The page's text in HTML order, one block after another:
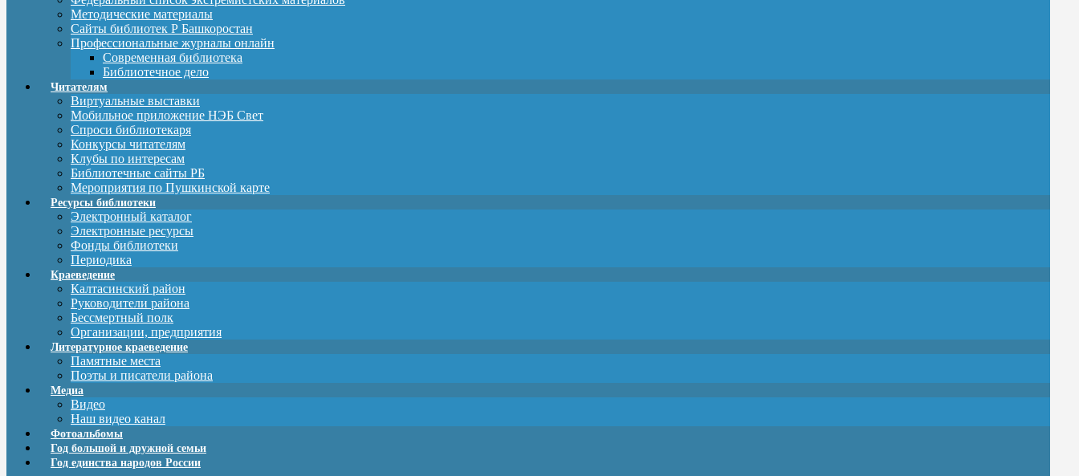
Методические материалы
Сайты библиотек Р Башкоростан
Профессиональные журналы онлайн
Современная библиотека
Библиотечное дело
Читателям
Виртуальные выставки
Мобильное приложение НЭБ Свет
Спроси библиотекаря
Конкурсы читателям
Клубы по интересам
Библиотечные сайты РБ
Мероприятия по Пушкинской карте
Ресурсы библиотеки
Электронный каталог
Электронные ресурсы
Фонды библиотеки
Периодика
Краеведение
Калтасинский район
Руководители района
Бессмертный полк
Организации, предприятия
Литературное краеведение
Памятные места
Поэты и писатели района
Медиа
Видео
Наш видео канал
Фотоальбомы
Год большой и дружной семьи
Год единства народов России